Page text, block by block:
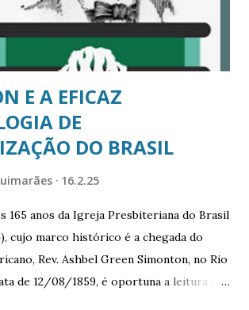
ele precisa viver o que ensina. Albert
corretament...
E A EFICAZ
DE
DO BRASIL
16.2.25
165 anos da Igreja Presbiteriana do Brasil
cujo marco histórico é a chegada do
Rev. Ashbel Green Simonton, no Rio
de 12/08/1859, é oportuna a leitura do